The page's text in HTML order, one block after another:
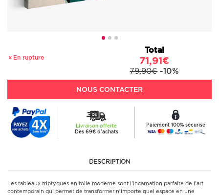
En rupture
Total
71,91€
79,90€ -10%
NOUS CONTACTER
Livraison offerte
Dès 69€ d'achats
Paiement 100% sécurisé
DESCRIPTION
Les tableaux triptyques en toile moderne sont l'incarnation parfaite de l'art
contemporain qui permet de transformer n'importe quel espace en une